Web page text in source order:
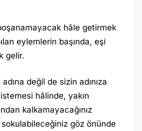
hâle getirmek
eylemlerin başında, eşi
gelir.
değil de sizin adınıza
hâlinde, yakın
kalkamayacağınız
sokulabileceğiniz göz önünde